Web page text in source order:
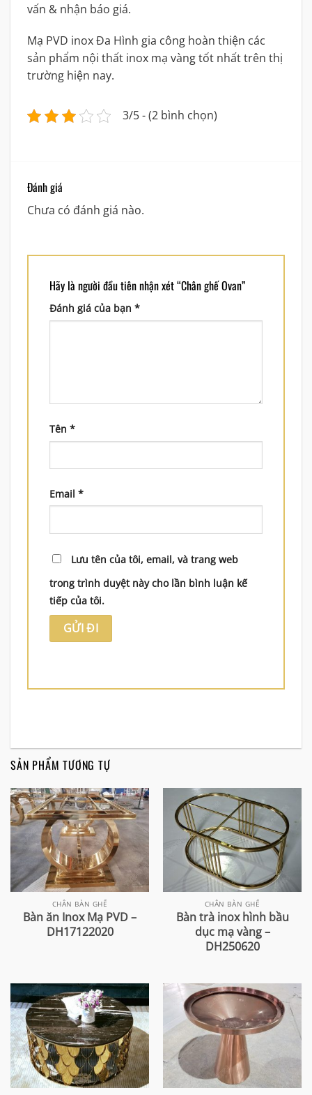
vấn & nhận báo giá.
Mạ PVD inox Đa Hình gia công hoàn thiện các
sản phẩm nội thất inox mạ vàng tốt nhất trên thị
trường hiện nay.
3/5 - (2 bình chọn)
Đánh giá
Chưa có đánh giá nào.
Hãy là người đầu tiên nhận xét “Chân ghế Ovan”
Đánh giá của bạn *
Tên *
Email *
Lưu tên của tôi, email, và trang web
trong trình duyệt này cho lần bình luận kế
tiếp của tôi.
SẢN PHẨM TƯƠNG TỰ
CHÂN BÀN GHẾ
Bàn ăn Inox Mạ PVD –
DH17122020
CHÂN BÀN GHẾ
Bàn trà inox hình bầu
dục mạ vàng –
DH250620